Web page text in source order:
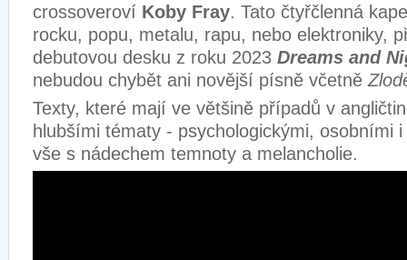
crossoveroví Koby Fray. Tato čtyřčlenná
rocku, popu, metalu, rapu, nebo elektroniky,
debutovou desku z roku 2023 Dreams and
nebudou chybět ani novější písně včetně
Texty, které mají ve většině případů v
hlubšími tématy - psychologickými, osobními
vše s nádechem temnoty a melancholie.